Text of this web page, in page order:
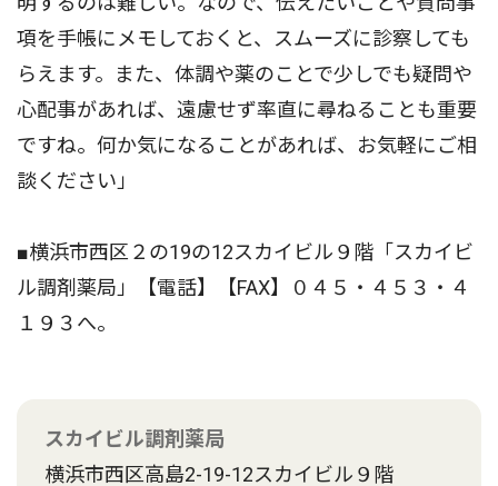
項を手帳にメモしておくと、スムーズに診察しても
らえます。また、体調や薬のことで少しでも疑問や
心配事があれば、遠慮せず率直に尋ねることも重要
ですね。何か気になることがあれば、お気軽にご相
談ください」
■横浜市西区２の19の12スカイビル９階「スカイビ
ル調剤薬局」【電話】【FAX】０４５・４５３・４
１９３へ。
スカイビル調剤薬局
横浜市西区高島2-19-12スカイビル９階